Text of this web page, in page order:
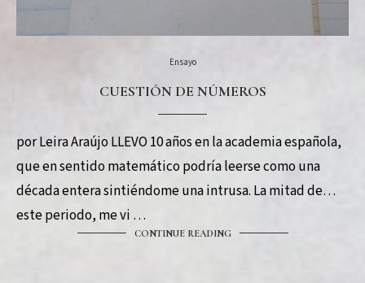
Ensayo
CUESTIÓN DE NÚMEROS
por Leira Araújo LLEVO 10 años en la academia española,
que en sentido matemático podría leerse como una
década entera sintiéndome una intrusa. La mitad de
este periodo, me vi …
CONTINUE READING